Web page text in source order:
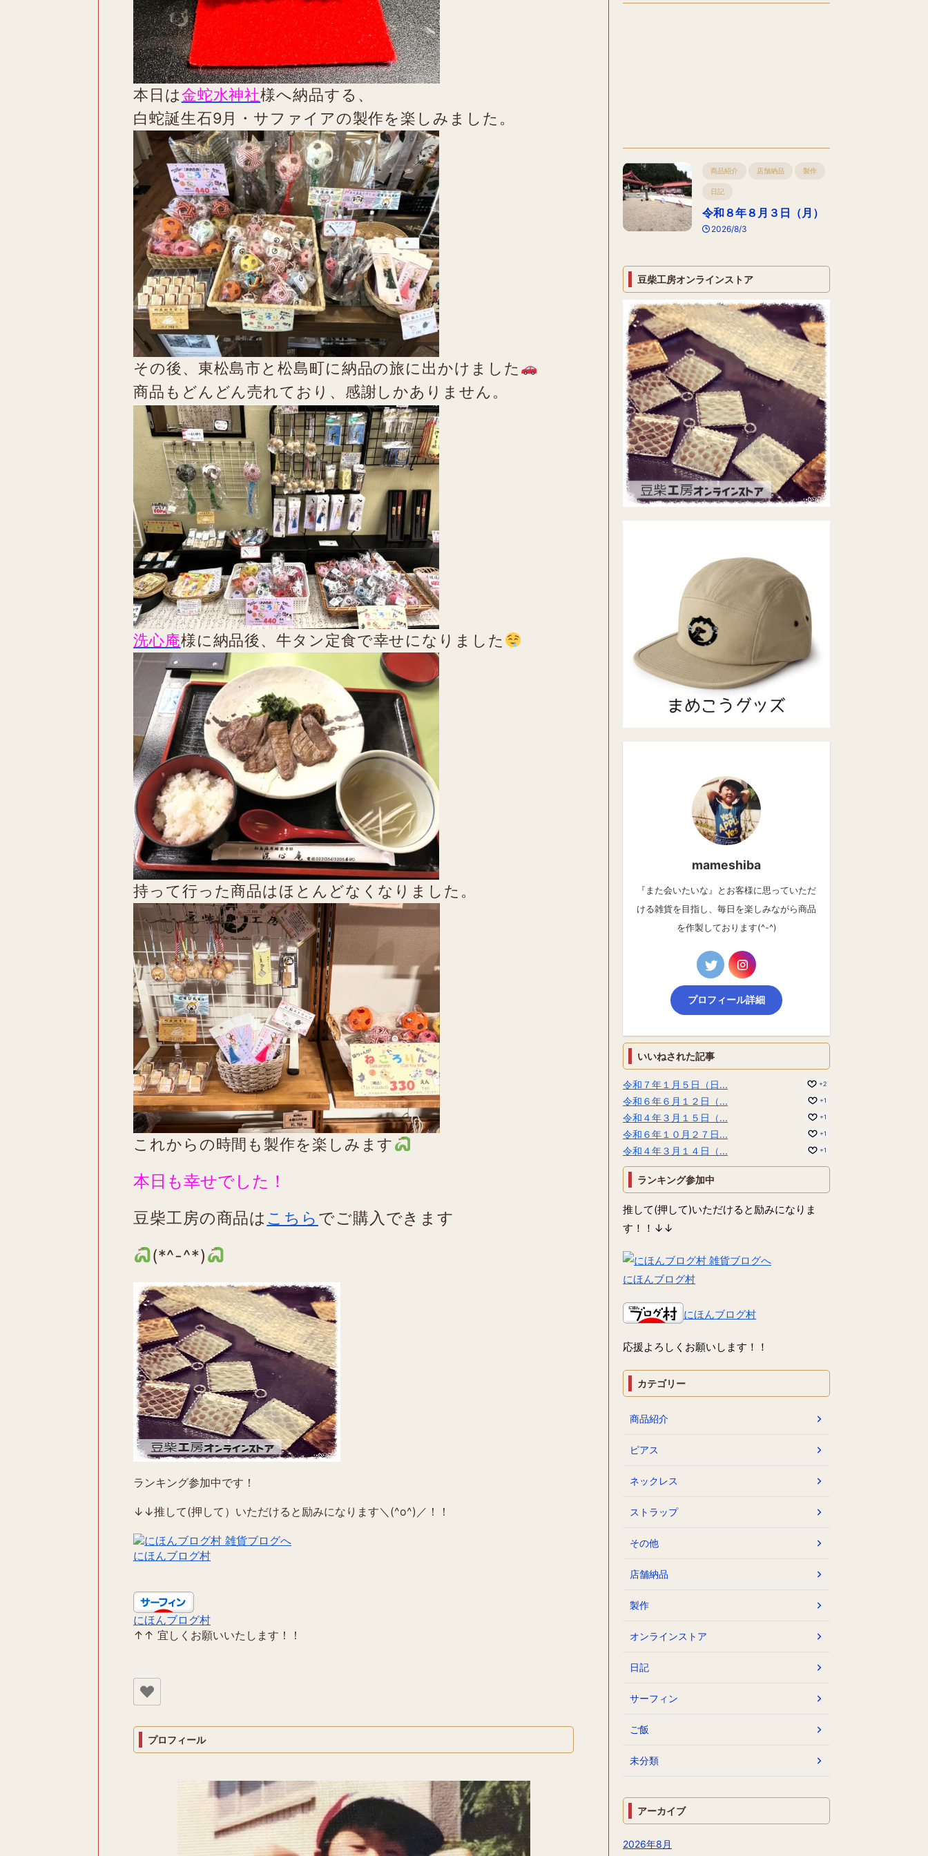
本日は金蛇水神社様へ納品する、
白蛇誕生石9月・サファイアの製作を楽しみました。
その後、東松島市と松島町に納品の旅に出かけました
商品もどんどん売れており、感謝しかありません。
洗心庵様に納品後、牛タン定食で幸せになりました
持って行った商品はほとんどなくなりました。
これからの時間も製作を楽しみます
本日も幸せでした！
豆柴工房の商品は こちら でご購入できます
(*^-^*)
ランキング参加中です！
↓↓推して(押して）いただけると励みになります＼(^o^)／！！
にほんブログ村
にほんブログ村
↑↑ 宜しくお願いいたします！！
プロフィール
商品紹介 店舗納品 製作
日記
令和８年８月３日（月）
2026/8/3
豆柴工房オンラインストア
mameshiba
『また会いたいな』とお客様に思っていただ
ける雑貨を目指し、毎日を楽しみながら商品
を作製しております(^-^)
プロフィール詳細
いいねされた記事
令和７年１月５日（日... +2
令和６年６月１２日（... +1
令和４年３月１５日（... +1
令和６年１０月２７日... +1
令和４年３月１４日（... +1
ランキング参加中
推して(押して)いただけると励みになりま
す！！↓↓
にほんブログ村
にほんブログ村
応援よろしくお願いします！！
カテゴリー
商品紹介
ピアス
ネックレス
ストラップ
その他
店舗納品
製作
オンラインストア
日記
サーフィン
ご飯
未分類
アーカイブ
2026年8月